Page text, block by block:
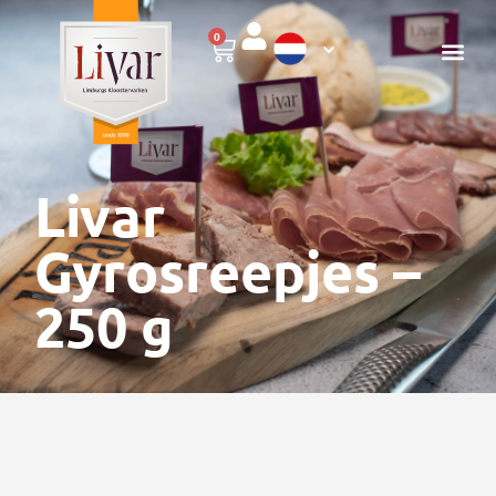
0
Livar
Gyrosreepjes –
250 g